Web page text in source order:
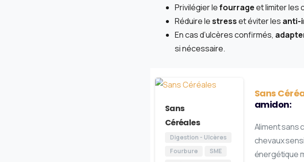
Privilégier lefourrageet limiter les
Réduire lestresset éviter les anti-
En cas d’ulcères confirmés,
si nécessaire.
Sans
Céréales
Digestion - Ulcères
Fourbure
SME
Sans
amidon:
Aliment sans
chevaux
énergétique